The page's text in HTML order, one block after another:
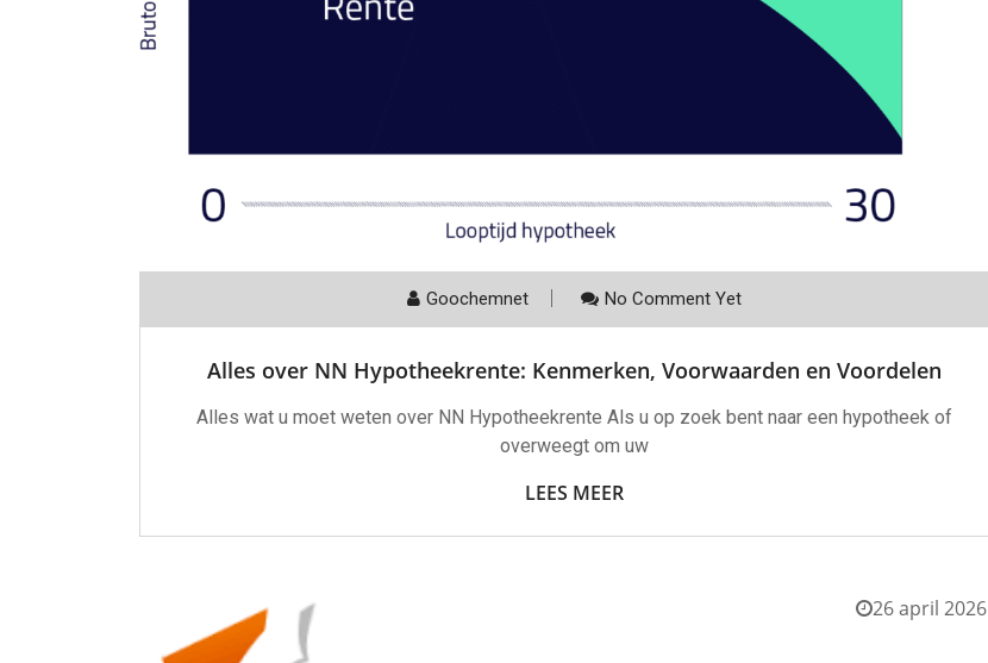
Goochemnet No Comment Yet
Alles over NN Hypotheekrente: Kenmerken, Voorwaarden en Voordelen
Alles wat u moet weten over NN Hypotheekrente Als u op zoek bent naar een hypotheek of
overweegt om uw
LEES MEER
26 april 2026